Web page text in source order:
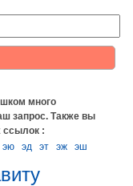
много
запрос.Также вы
ссылок :
эю эд эт эж эш